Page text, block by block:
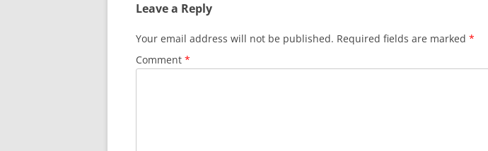
Leave a Reply
Your email address will not be published. Required fields are marked *
Comment *